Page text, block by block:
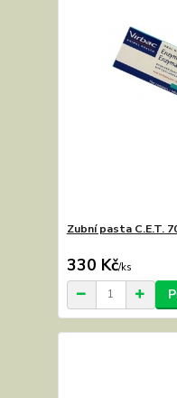
Zubní pasta C.E.T.
330 Kč/ks